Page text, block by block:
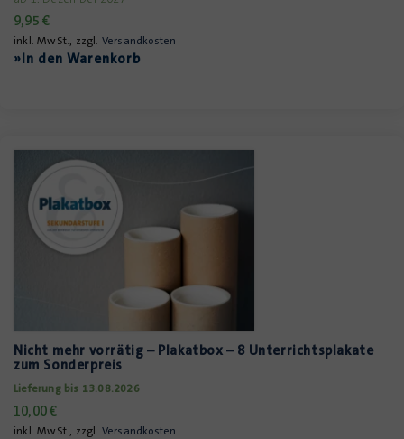
9,95 €
inkl. MwSt., zzgl. Versandkosten
»In den Warenkorb
Nicht mehr vorrätig – Plakatbox – 8 Unterrichtsplakate
zum Sonderpreis
Lieferung bis 13.08.2026
10,00€
inkl. MwSt., zzgl. Versandkosten